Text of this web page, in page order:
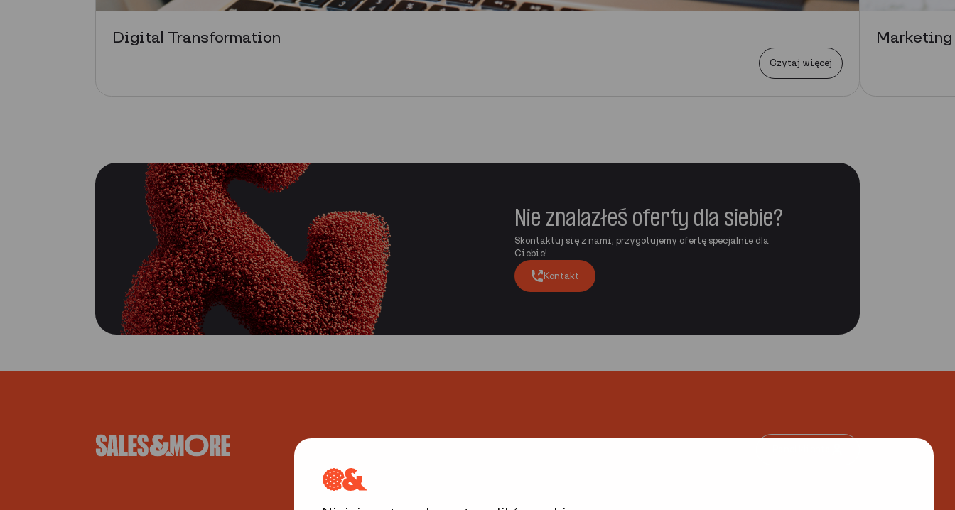
Digital Transformation
Czytaj więcej
Nie znalazłeś oferty dla siebie?
Skontaktuj się z nami, przygotujemy ofertę specjalnie dla
Ciebie!
Kontakt